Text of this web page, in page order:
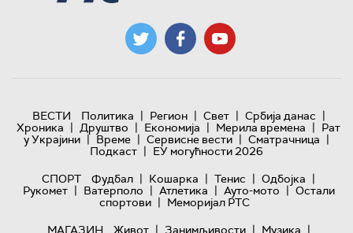
ВЕСТИ Политика | Регион | Свет | Србија данас |
Хроника | Друштво | Економија | Мерила времена | Рат
у Украјини | Време | Сервисне вести | Сматрачница |
Подкаст | ЕУ могућности 2026
СПОРТ
Фудбал | Кошарка | Тенис | Одбојка |
Рукомет | Ватерполо | Атлетика | Ауто-мото | Остали
спортови | Меморијал РТС
МАГАЗИН
Живот | Занимљивости | Музика |